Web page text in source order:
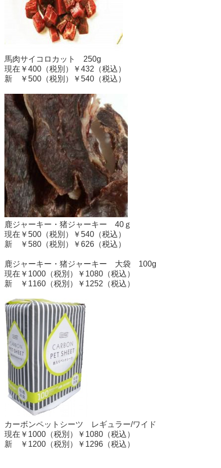
馬肉サイコロカット 250g
現在￥400（税別）￥432（税込）
新 ￥500（税別）￥540（税込）
鹿ジャーキー・猪ジャーキー 40ｇ
現在￥500（税別）￥540（税込）
新 ￥580（税別）￥626（税込）
鹿ジャーキー・猪ジャーキー 大袋 100g
現在￥1000（税別）￥1080（税込）
新 ￥1160（税別）￥1252（税込）
カーボンペットシーツ レギュラー/ワイド
現在￥1000（税別）￥1080（税込）
新 ￥1200（税別）￥1296（税込）